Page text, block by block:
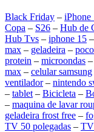
Black Friday – iPhone
Copa – S26 – Hub de
Hub Tvs – iphone 15 –
max – geladeira –
protein – microondas –
max – celular samsung
ventilador– nintendo
– tablet – Bicicleta –
– maquina de lavar
geladeira frost free –
TV 50 polegadas – TV